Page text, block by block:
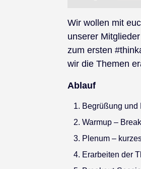
Wir wollen mit
unserer
zum ersten
wir die Themen
Ablauf
Begrüßung und
Warmup –
Plenum –
Erarbeiten der